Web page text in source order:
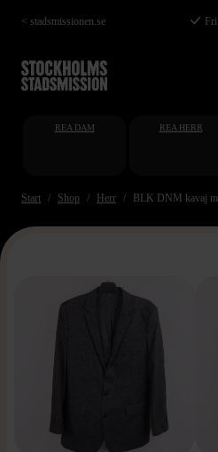
Hoppa
till
huvudinnehåll
< stadsmissionen.se
REA DAM REA HERR
Start Shop Herr BLK DNM kavaj